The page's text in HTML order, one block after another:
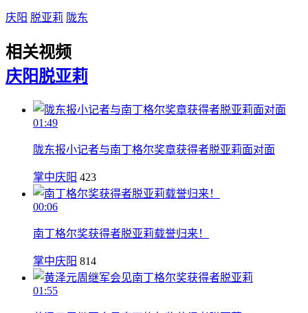
庆阳 脱亚莉 陇东
相关视频
庆阳脱亚莉
01:49
陇东报小记者与南丁格尔奖章获得者脱亚莉面对面
掌中庆阳 423
00:06
南丁格尔奖获得者脱亚莉载誉归来！
掌中庆阳 814
01:55